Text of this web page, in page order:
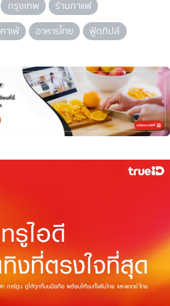
กรุงเทพ
ร้านกาแฟ
คาเฟ่ อาหารไทย ฟู้ดทิปส์